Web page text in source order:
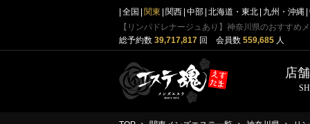
全国 関東 関西 中部 北海道・東北 九州・沖縄
【リンパドレナージュあり】神奈川県のおすすめ
総予約数 39,717,817 回 会員数 559,685 人
店